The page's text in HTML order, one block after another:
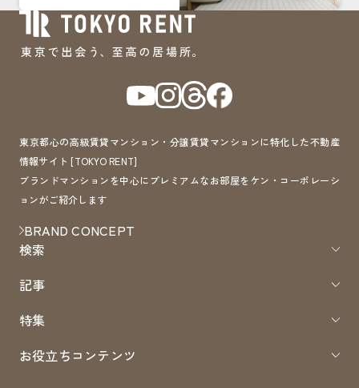
東京都心の高級賃貸マンション・分譲賃貸マンションに特化した不動産
情報サイト [TOKYO RENT]
ブランドマンションを中心にプレミアムなお部屋をケン・コーポレーシ
ョンがご紹介します
BRAND CONCEPT
検索
記事
特集
お役立ちコンテンツ